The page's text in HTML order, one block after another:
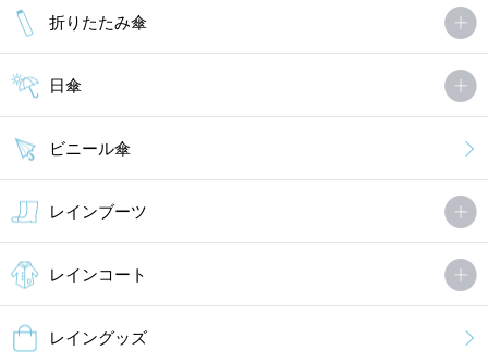
折りたたみ傘
日傘
ビニール傘
レインブーツ
レインコート
レイングッズ